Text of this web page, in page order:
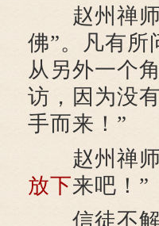
赵州禅师
佛”。凡有所
从另外一个
访，因为没
手而来！”
赵州禅师
放下来吧！”
信徒不解